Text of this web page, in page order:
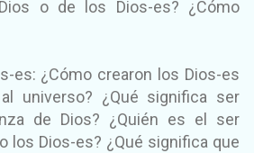
o de los Dios-es? ¿Cómo
es: ¿Cómo crearon los Dios-es
universo? ¿Qué significa ser
de Dios? ¿Quién es el ser
los Dios-es? ¿Qué significa que